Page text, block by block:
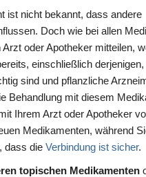
ist nicht bekannt, dass andere
Doch wie bei allen
oder Apotheker mitteilen,
einschließlich
sind und pflanzliche
Behandlung mit diesem
Ihrem Arzt oder Apotheker
Medikamenten, während
dass die Verbindung ist sicher.
topischen Medikamenten